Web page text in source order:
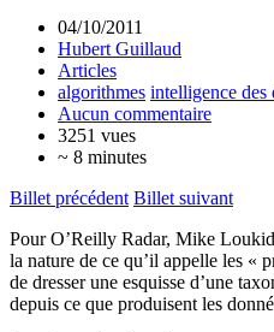
04/10/2011
Hubert Guillaud
Articles
algorithmes intelligence des
Aucun commentaire
3251 vues
~ 8 minutes
Billet précédent Billet suivant
Pour O’Reilly Radar, Mike
la nature de ce qu’il appelle les «
de dresser une esquisse d’une
depuis ce que produisent les